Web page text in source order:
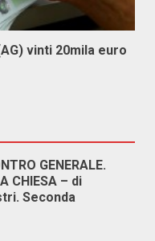
vinti 20mila euro
GENERALE.
CHIESA – di
Seconda